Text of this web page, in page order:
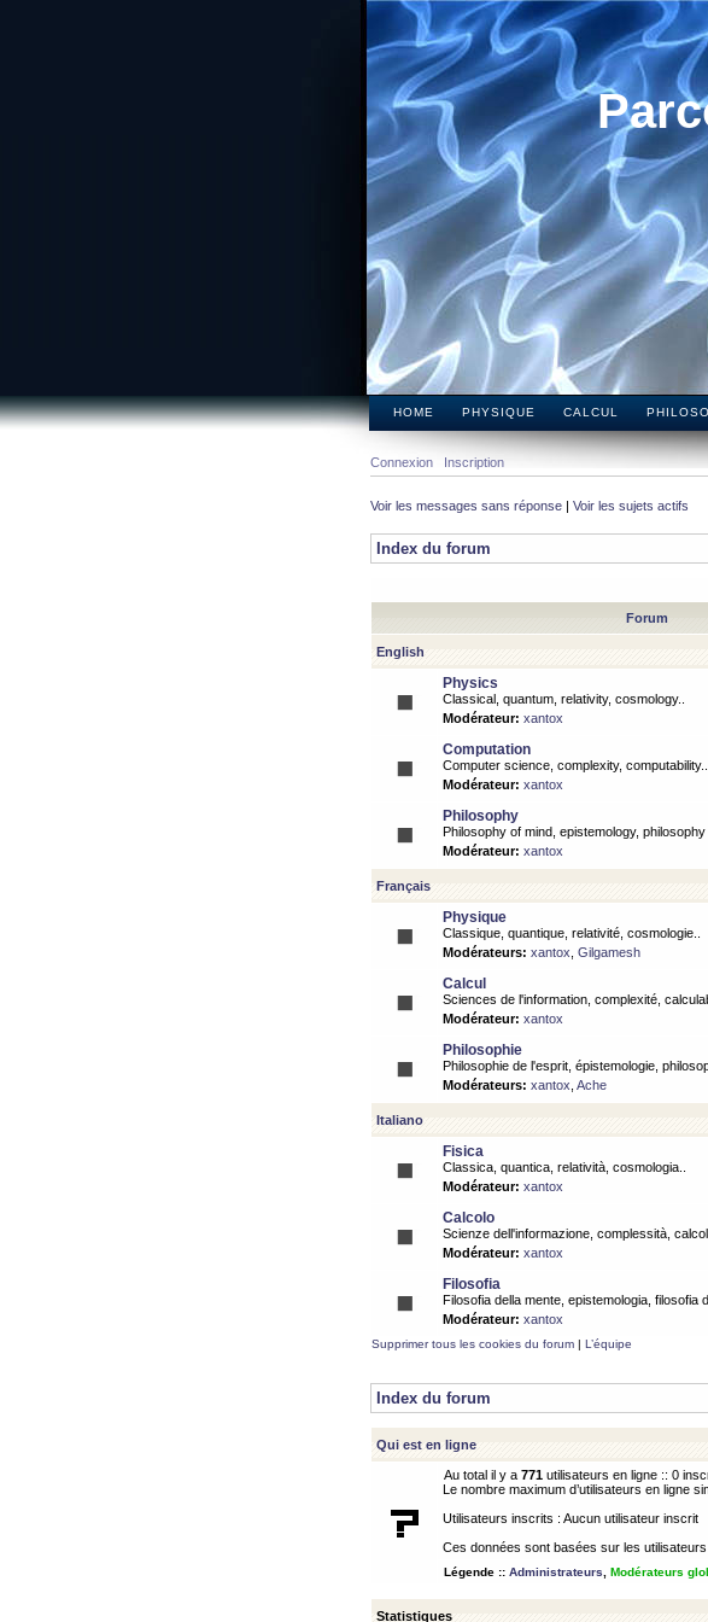
HOME PHYSIQUE CALCUL
Connexion Inscription
Voir les messages sans réponse | Voir les sujets actifs
Index du forum
Forum
English
Physics
Classical, quantum, relativity, cosmology..
Modérateur: xantox
Computation
Computer science, complexity, computability..
Modérateur: xantox
Philosophy
Philosophy of mind, epistemology, philosophy
Modérateur: xantox
Français
Physique
Classique, quantique, relativité, cosmologie..
Modérateurs: xantox Gilgamesh
Calcul
Sciences de l'information, complexité,
Modérateur: xantox
Philosophie
Philosophie de l'esprit, épistemologie,
Modérateurs: xantox Ache
Italiano
Fisica
Classica, quantica, relatività, cosmologia..
Modérateur: xantox
Calcolo
Scienze dell'informazione, complessità,
Modérateur: xantox
Filosofia
Filosofia della mente, epistemologia, filosofia
Modérateur: xantox
Supprimer tous les cookies du forum | L’équipe
Index du forum
Qui est en ligne
Au total il y a 771 utilisateurs en ligne :: 0
Le nombre maximum d’utilisateurs en ligne
Utilisateurs inscrits : Aucun utilisateur inscrit
Ces données sont basées sur les
Légende :: Administrateurs Modérateurs
Statistiques